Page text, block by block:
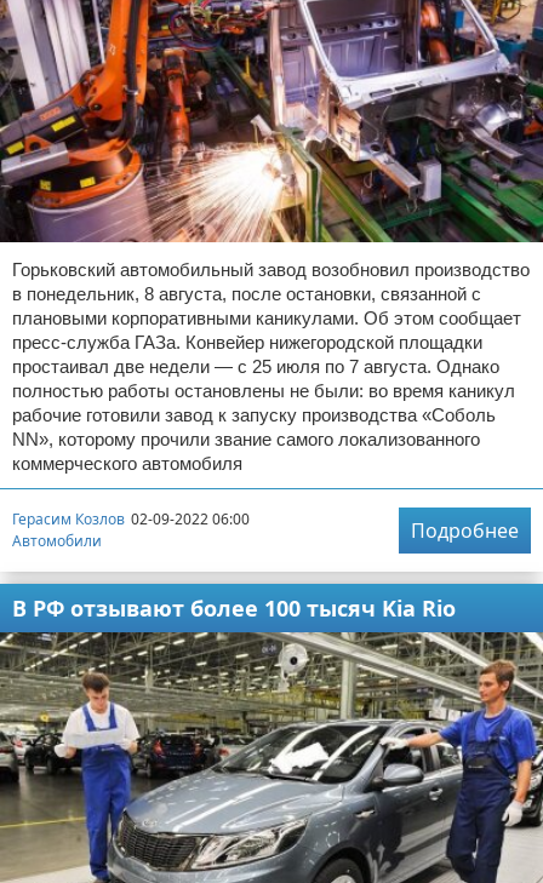
Горьковский автомобильный завод возобновил производство
в понедельник, 8 августа, после остановки, связанной с
плановыми корпоративными каникулами. Об этом сообщает
пресс-служба ГАЗа. Конвейер нижегородской площадки
простаивал две недели — с 25 июля по 7 августа. Однако
полностью работы остановлены не были: во время каникул
рабочие готовили завод к запуску производства «Соболь
NN», которому прочили звание самого локализованного
коммерческого автомобиля
Герасим Козлов 02-09-2022 06:00
Автомобили
Подробнее
В РФ отзывают более 100 тысяч Kia Rio